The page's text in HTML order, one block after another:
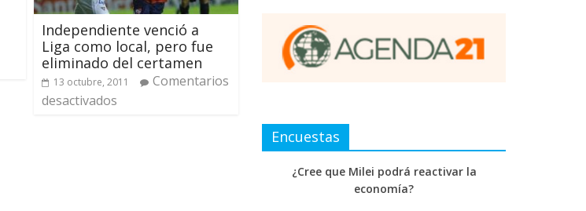
Independiente venció a
Liga como local, pero fue
eliminado del certamen
13 octubre, 2011
Comentarios
desactivados
Encuestas
¿Cree que Milei podrá reactivar la
economía?